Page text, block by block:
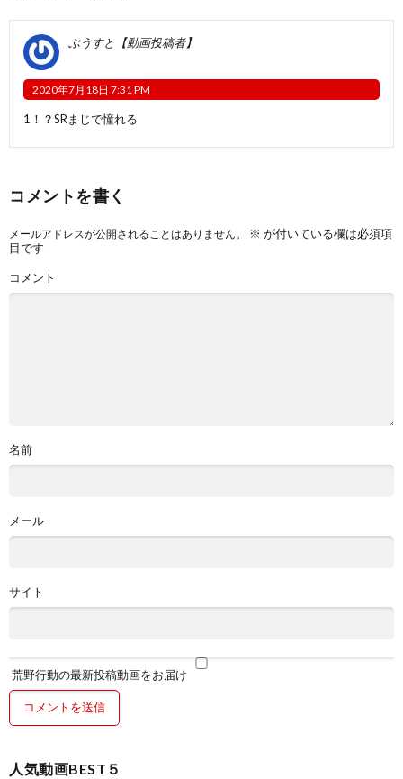
ぶうすと【動画投稿者】
2020年7月18日 7:31 PM
1！？SRまじで憧れる
コメントを書く
メールアドレスが公開されることはありません。 ※ が付いている欄は必須項
目です
コメント
名前
メール
サイト
荒野行動の最新投稿動画をお届け
人気動画BEST５